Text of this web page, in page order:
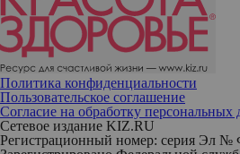
Политика конфиденциальности
Пользовательское соглашение
Согласие на обработку персональных
Сетевое издание KIZ.RU
Регистрационный номер: серия Эл №